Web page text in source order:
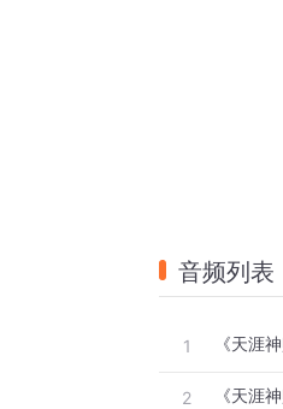
音频列表
1 《天涯
2 《天涯